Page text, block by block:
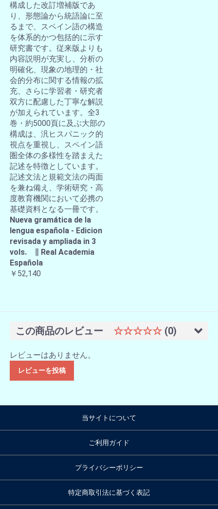
構成した改訂増補版であ
り、形態論から統語論に至
るまで、スペイン語の構造
を体系的かつ包括的に示す
研究書です。従来版よりも
内容説明が充実し、分析の
明確化、現象の地理的・社
会的分布に関する情報の拡
充、さらに学習者・研究者
双方に配慮した丁寧な解説
が加えられています。全3
巻・約5000頁に及ぶ大部の
構成は、汎ヒスパニック的
視点を重視し、スペイン語
圏全体の多様性を踏まえた
記述を特徴としています。
記述文法と規範文法の両面
を兼ね備え、学術研究・高
度教育機関において必携の
基礎資料となる一冊です。
Nueva gramática de la
lengua española - Edicion
revisada y ampliada in 3
vols. ∥ Real Academia
Española
￥52,140
この商品のレビュー ☆☆☆☆☆ (0)
レビューはありません。
レビューを投稿
当サイトについて
ご利用ガイド
プライバシーポリシー
特定商取引法に基づく表記